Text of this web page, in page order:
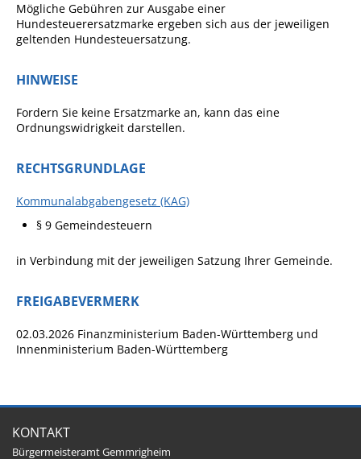
Lebenslagen
Leistungen - Service BW
Wissenswertes/Service
Gleichstellung
Fachstelle
Wohnungssicherung
Mitarbeitende im Rathaus
Bekanntmachungen
Mögliche Gebühren zur Ausgabe einer
Hundesteuerersatzmarke ergeben sich aus der jeweiligen
geltenden Hundesteuersatzung.
HINWEISE
Fordern Sie keine Ersatzmarke an, kann das eine
Ordnungswidrigkeit darstellen.
RECHTSGRUNDLAGE
Kommunalabgabengesetz (KAG)
§ 9 Gemeindesteuern
in Verbindung mit der jeweiligen Satzung Ihrer Gemeinde.
FREIGABEVERMERK
02.03.2026 Finanzministerium Baden-Württemberg und
Innenministerium Baden-Württemberg
KONTAKT
Bürgermeisteramt Gemmrigheim